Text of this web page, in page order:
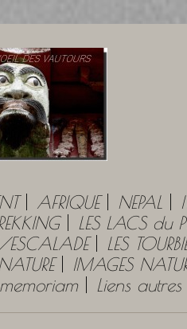
AFRIQUE NEPAL
LES LACS du
ESCALADE LES
NATURE IMAGES
Liens